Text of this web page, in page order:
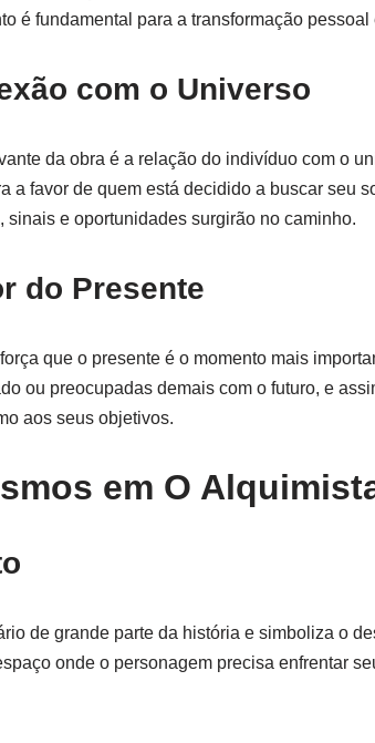
é fundamental para a transformação pessoal
com o Universo
da obra é a relação do indivíduo com o
a favor de quem está decidido a buscar seu
sinais e oportunidades surgirão no caminho.
do Presente
que o presente é o momento mais
ou preocupadas demais com o futuro, e
aos seus objetivos.
em O
de grande parte da história e simboliza o
onde o personagem precisa enfrentar